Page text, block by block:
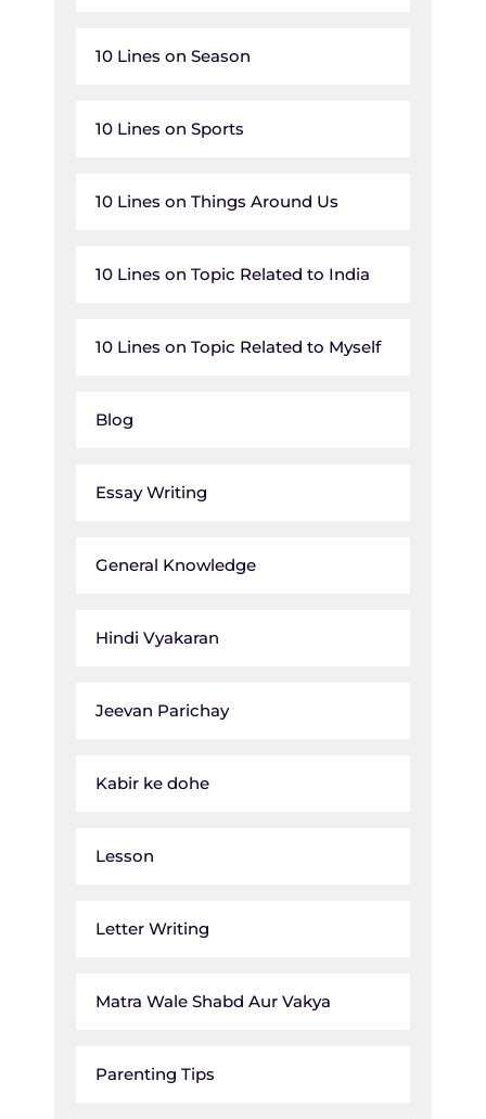
10 Lines on Season
10 Lines on Sports
10 Lines on Things Around Us
10 Lines on Topic Related to India
10 Lines on Topic Related to Myself
Blog
Essay Writing
General Knowledge
Hindi Vyakaran
Jeevan Parichay
Kabir ke dohe
Lesson
Letter Writing
Matra Wale Shabd Aur Vakya
Parenting Tips